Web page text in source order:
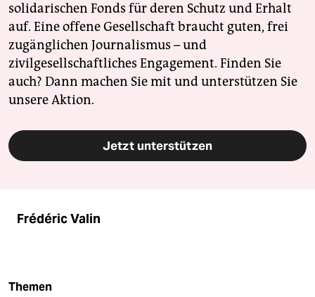
solidarischen Fonds für deren Schutz und Erhalt
auf. Eine offene Gesellschaft braucht guten, frei
zugänglichen Journalismus – und
zivilgesellschaftliches Engagement. Finden Sie
auch? Dann machen Sie mit und unterstützen Sie
unsere Aktion.
Jetzt unterstützen
Frédéric Valin
Themen